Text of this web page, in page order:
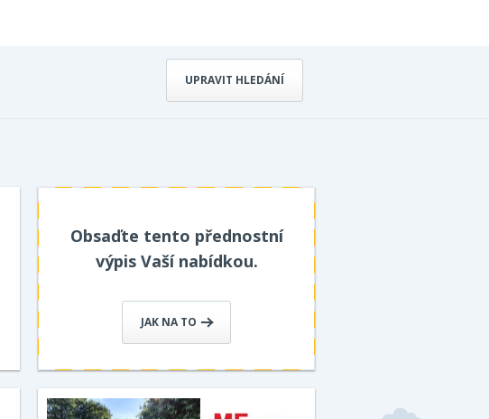
UPRAVIT HLEDÁNÍ
Obsaďte tento přednostní
výpis Vaší nabídkou.
JAK NA TO